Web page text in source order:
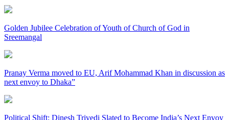
Golden Jubilee Celebration of Youth of Church of God in
Sreemangal
Pranay Verma moved to EU, Arif Mohammad Khan in discussion as
next envoy to Dhaka”
Political Shift: Dinesh Trivedi Slated to Become India’s Next Envoy